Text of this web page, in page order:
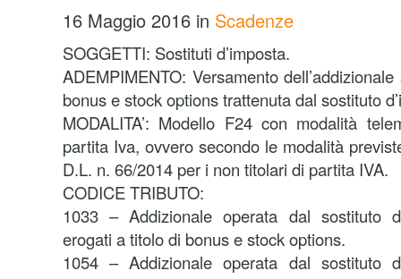
16 Maggio 2016 in Scadenze
SOGGETTI: Sostituti d’imposta.
ADEMPIMENTO: Versamento
bonus e stock options trattenuta dal sostituto
MODALITA’: Modello F24 con modalità
partita Iva, ovvero secondo le modalità
D.L. n. 66/2014 per i non titolari di partita IVA.
CODICE TRIBUTO:
1033 – Addizionale operata dal sostituto
erogati a titolo di bonus e stock options.
1054 – Addizionale operata dal sostituto